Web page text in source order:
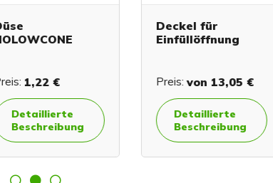
1,22 €
Detaillierte
Beschreibung
Deckel für
Einfüllöffnung
Preis: von13,05 €
Detaillierte
Beschreibung